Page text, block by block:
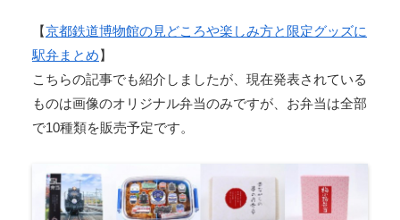
【京都鉄道博物館の見どころや楽しみ方と限定グッズに
駅弁まとめ】
こちらの記事でも紹介しましたが、現在発表されている
ものは画像のオリジナル弁当のみですが、お弁当は全部
で10種類を販売予定です。